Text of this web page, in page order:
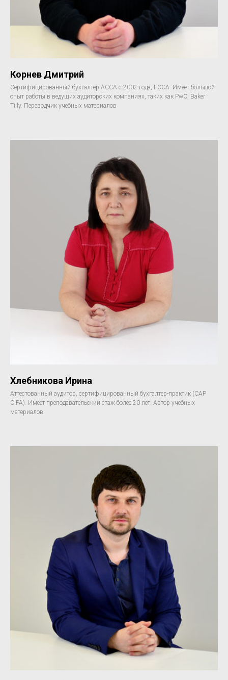
Корнев Дмитрий
Сертифицированный бухгалтер АССА с 2002 года, FCCA. Имеет большой
опыт работы в ведущих аудиторских компаниях, таких как PwC, Baker
Tilly. Переводчик учебных материалов
Хлебникова Ирина
Аттестованный аудитор, сертифицированный бухгалтер-практик (САР
CIPA). Имеет преподавательский стаж более 20 лет. Автор учебных
материалов